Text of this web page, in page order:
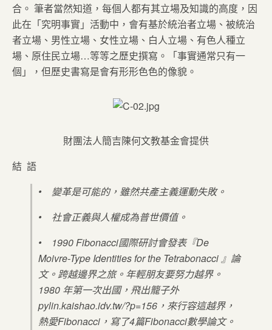
合。 筆者當然知道，每個人都有其立場及知識的高度，因
此在「究明事實」活動中，會有基於統治者立場、被統治
者立場、男性立場、女性立場、白人立場、有色人種立
場、原住民立場…等等之歷史撰寫。「事實通常只有一
個」，但歷史書寫是會有形形色色的像貌。
財團法人簡吉陳何文教基金會提供
結 語
• 變革是可能的，雖然共產主義運動失敗。
• 社會正義與人權成為普世價值。
• 1990 Fibonacci國際研討會發表『De
Moivre-Type Identities for the Tetrabonacci 』論
文。跨越邊界之旅。年輕朋友要努力越界。
1980 年第一次出國，飛出籠子外
pylin.kaishao.idv.tw/?p=156，來行容這越界，
熱愛Fibonacci，寫了4篇Fibonacci數學論文。